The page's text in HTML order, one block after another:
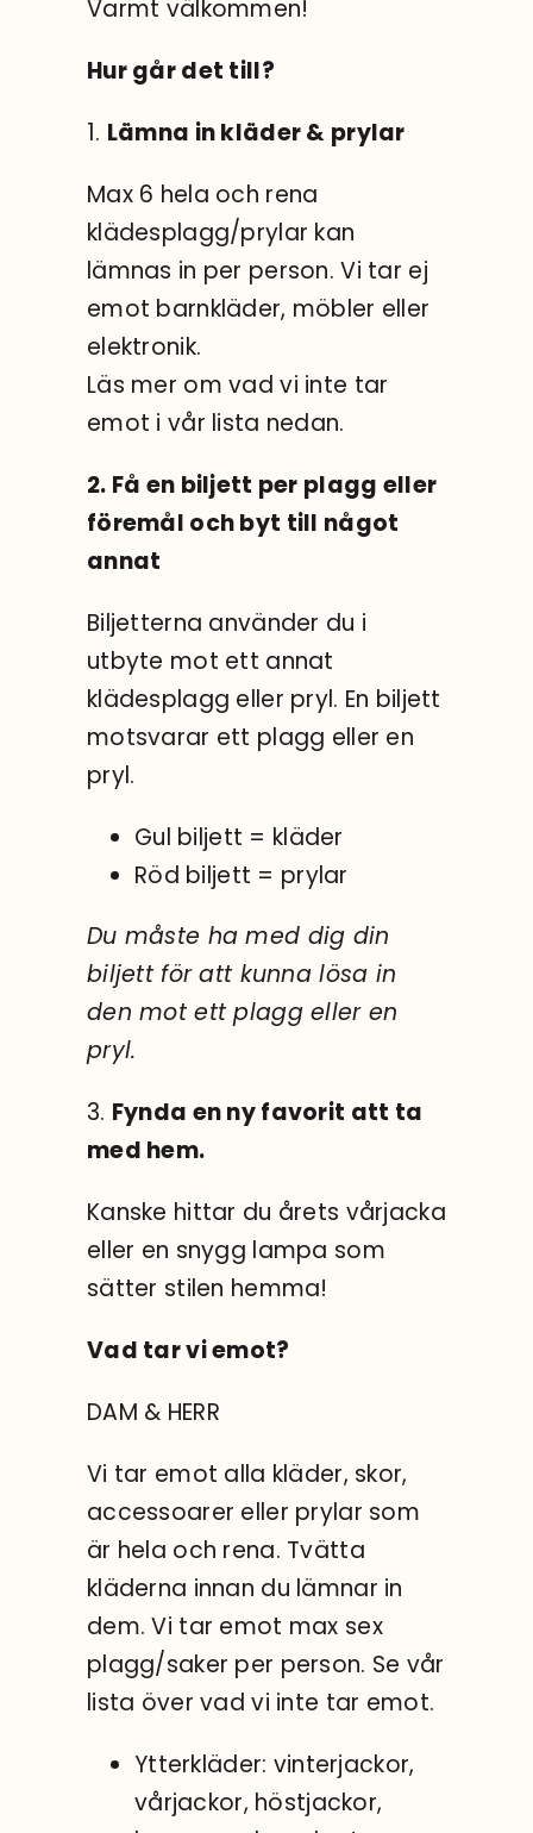
Varmt välkommen!
Hur går det till?
1. Lämna in kläder & prylar
Max 6 hela och rena
klädesplagg/prylar kan
lämnas in per person. Vi tar ej
emot barnkläder, möbler eller
elektronik.
Läs mer om vad vi inte tar
emot i vår lista nedan.
2. Få en biljett per plagg eller
föremål och byt till något
annat
Biljetterna använder du i
utbyte mot ett annat
klädesplagg eller pryl. En biljett
motsvarar ett plagg eller en
pryl.
Gul biljett = kläder
Röd biljett = prylar
Du måste ha med dig din
biljett för att kunna lösa in
den mot ett plagg eller en
pryl.
3. Fynda en ny favorit att ta
med hem.
Kanske hittar du årets vårjacka
eller en snygg lampa som
sätter stilen hemma!
Vad tar vi emot?
DAM & HERR
Vi tar emot alla kläder, skor,
accessoarer eller prylar som
är hela och rena. Tvätta
kläderna innan du lämnar in
dem. Vi tar emot max sex
plagg/saker per person. Se vår
lista över vad vi inte tar emot.
Ytterkläder: vinterjackor,
vårjackor, höstjackor,